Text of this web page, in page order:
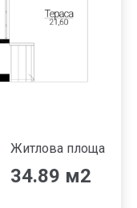
Житлова площа
34.89 м2